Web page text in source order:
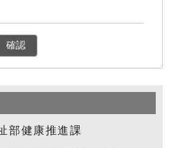
確認
部健康推進課